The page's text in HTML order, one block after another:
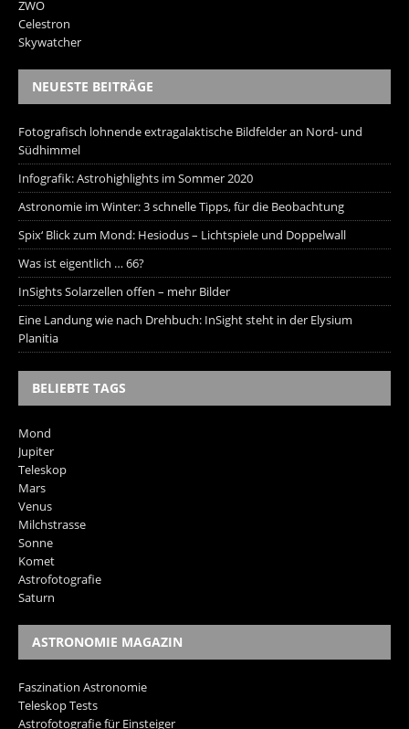
ZWO
Celestron
Skywatcher
NEUESTE BEITRÄGE
Fotografisch lohnende extragalaktische Bildfelder an Nord- und
Südhimmel
Infografik: Astrohighlights im Sommer 2020
Astronomie im Winter: 3 schnelle Tipps, für die Beobachtung
Spix‘ Blick zum Mond: Hesiodus – Lichtspiele und Doppelwall
Was ist eigentlich … 66?
InSights Solarzellen offen – mehr Bilder
Eine Landung wie nach Drehbuch: InSight steht in der Elysium
Planitia
BELIEBTE TAGS
Mond
Jupiter
Teleskop
Mars
Venus
Milchstrasse
Sonne
Komet
Astrofotografie
Saturn
ASTRONOMIE MAGAZIN
Faszination Astronomie
Teleskop Tests
Astrofotografie für Einsteiger